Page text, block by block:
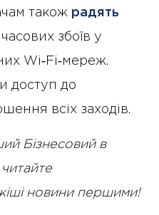
також радять
збоїв у
Wi‑Fi‑мереж.
доступ до
всіх заходів.
Бізнесовий в
читайте
новини першими!